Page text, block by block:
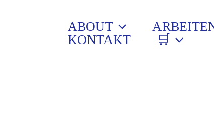
ABOUT
KONTAKT
🛒